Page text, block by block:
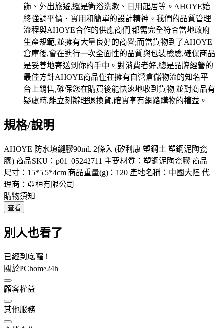
規格/說明
AHOYE 防水填縫膠90mL 2條入 (矽利康 塑鋼土 塑鋼泥陶瓷
膠) 商品SKU：p01_05242711 主要材質：塑鋼泥陶瓷膠 商品
尺寸：15*5.5*4cm 商品重量(g)：120 產地名稱：中國大陸 代
理商：亞桓有限公司
購物須知
查看
別人也看了
已經到底囉！
關於PChome24h
顧客權益
其他服務